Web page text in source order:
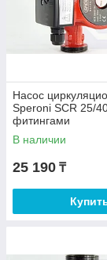
Насос
Speroni SCR 25/
фитингами
В наличии
25 190 ₸